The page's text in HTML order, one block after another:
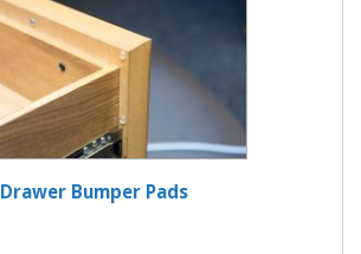
Drawer Bumper Pads